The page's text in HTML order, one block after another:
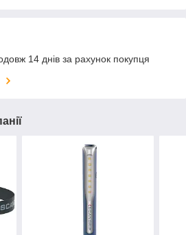
14 днів за рахунок покупця